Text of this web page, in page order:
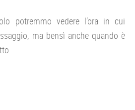
potremmo vedere l’ora in cui
ma bensì anche quando è